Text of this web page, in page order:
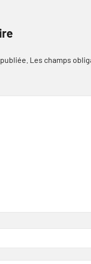
Les champs